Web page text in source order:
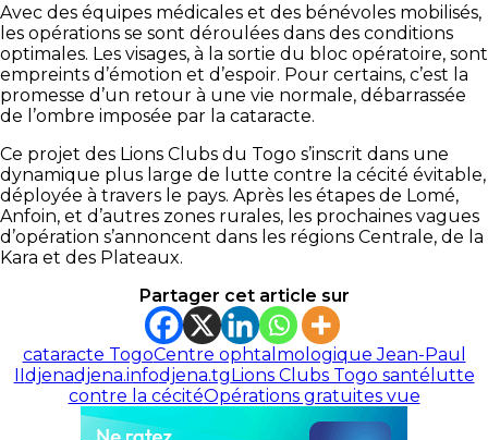
Avec des équipes médicales et des bénévoles mobilisés,
les opérations se sont déroulées dans des conditions
optimales. Les visages, à la sortie du bloc opératoire, sont
empreints d’émotion et d’espoir. Pour certains, c’est la
promesse d’un retour à une vie normale, débarrassée
de l’ombre imposée par la cataracte.
Ce projet des Lions Clubs du Togo s’inscrit dans une
dynamique plus large de lutte contre la cécité évitable,
déployée à travers le pays. Après les étapes de Lomé,
Anfoin, et d’autres zones rurales, les prochaines vagues
d’opération s’annoncent dans les régions Centrale, de la
Kara et des Plateaux.
Partager cet article sur
cataracte TogoCentre ophtalmologique Jean-Paul
IIdjenadjena.infodjena.tgLions Clubs Togo santé lutte
contre la cécitéOpérations gratuites vue